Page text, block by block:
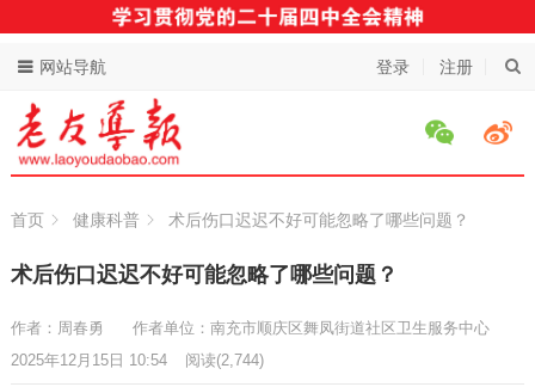
登录 注册
网站导航
首页 健康科普 术后伤口迟迟不好可能忽略了哪些问题？
术后伤口迟迟不好可能忽略了哪些问题？
作者：周春勇
作者单位：南充市顺庆区舞凤街道社区卫生服务中心
2025年12月15日 10:54
阅读(2,744)